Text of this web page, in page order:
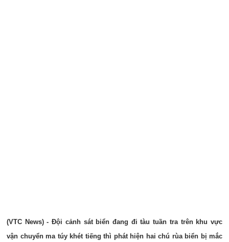
(VTC News) - Đội cảnh sát biển đang đi tàu tuần tra trên khu vực
vận chuyển ma túy khét tiếng thì phát hiện hai chú rùa biển bị mắc